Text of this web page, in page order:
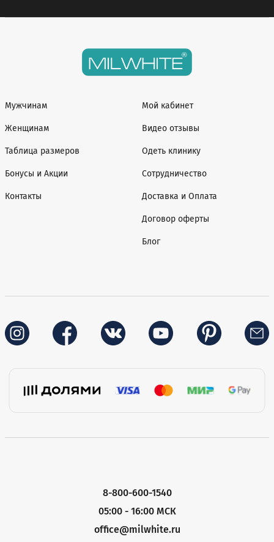
Мужчинам
Женщинам
Таблица размеров
Бонусы и Акции
Контакты
Мой кабинет
Видео отзывы
Одеть клинику
Сотрудничество
Доставка и Оплата
Договор оферты
Блог
8-800-600-1540
05:00 - 16:00 МСК
office@milwhite.ru